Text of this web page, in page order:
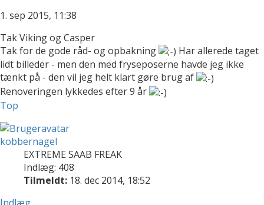
1. sep 2015, 11:38
Tak Viking og Casper
Tak for de gode råd- og opbakning
Har allerede taget
lidt billeder - men den med fryseposerne havde jeg ikke
tænkt på - den vil jeg helt klart gøre brug af
Renoveringen lykkedes efter 9 år
Top
kobbernagel
EXTREME SAAB FREAK
Indlæg: 408
Tilmeldt: 18. dec 2014, 18:52